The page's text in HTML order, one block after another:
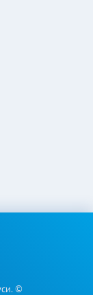
©